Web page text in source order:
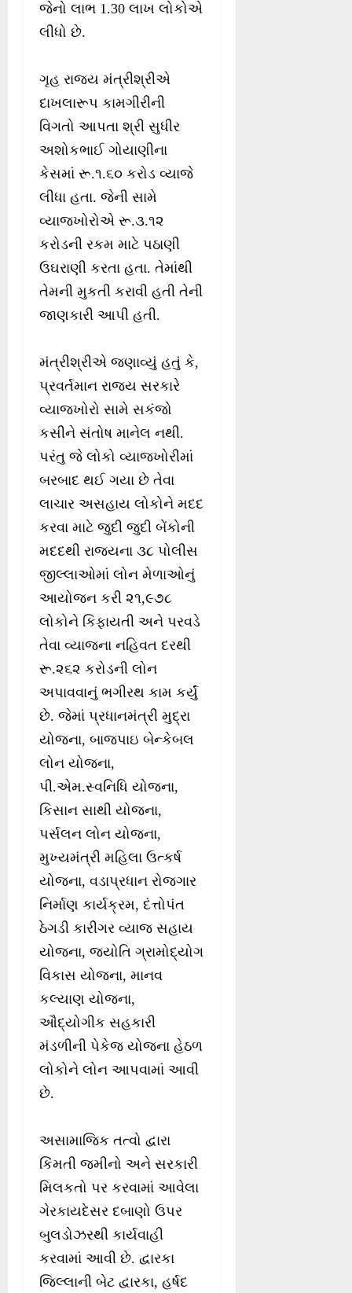
જેનો લાભ 1.30 લાખ લોકોએ
લીધો છે.
ગૃહ રાજ્ય મંત્રીશ્રીએ
દાખલારૂપ કામગીરીની
વિગતો આપતા શ્રી સુધીર
અશોકભાઈ ગોયાણીના
કેસમાં રૂ.૧.૬૦ કરોડ વ્યાજે
લીધા હતા. જેની સામે
વ્યાજખોરોએ રૂ.૩.૧૨
કરોડની રકમ માટે પઠાણી
ઉઘરાણી કરતા હતા. તેમાંથી
તેમની મુકતી કરાવી હતી તેની
જાણકારી આપી હતી.
મંત્રીશ્રીએ જણાવ્યું હતું કે,
પ્રવર્તમાન રાજ્ય સરકારે
વ્યાજખોરો સામે સકંજો
કસીને સંતોષ માનેલ નથી.
પરંતુ જે લોકો વ્યાજખોરીમાં
બરબાદ થઈ ગયા છે તેવા
લાચાર અસહાય લોકોને મદદ
કરવા માટે જુદી જુદી બેંકોની
મદદથી રાજયના ૩૮ પોલીસ
જીલ્લાઓમાં લોન મેળાઓનું
આયોજન કરી ૨૧,૯૭૮
લોકોને કિફાયતી અને પરવડે
તેવા વ્યાજના નહિવત દરથી
રૂ.૨૬૨ કરોડની લોન
અપાવવાનું ભગીરથ કામ કર્યું
છે. જેમાં પ્રધાનમંત્રી મુદ્રા
યોજના, બાજપાઇ બેન્કેબલ
લોન યોજના,
પી.એમ.સ્વનિધિ યોજના,
કિસાન સાથી યોજના,
પર્સલન લોન યોજના,
મુખ્યમંત્રી મહિલા ઉત્કર્ષ
યોજના, વડાપ્રધાન રોજગાર
નિર્માણ કાર્યક્રમ, દંત્તોપંત
ઠેગડી કારીગર વ્યાજ સહાય
યોજના, જયોતિ ગ્રામોદ્યોગ
વિકાસ યોજના, માનવ
કલ્યાણ યોજના,
ઔદ્યોગીક સહકારી
મંડળીની પેકેજ યોજના હેઠળ
લોકોને લોન આપવામાં આવી
છે.
અસામાજિક તત્વો દ્વારા
કિંમતી જમીનો અને સરકારી
મિલકતો પર કરવામાં આવેલા
ગેરકાયદેસર દબાણો ઉપર
બુલડોઝરથી કાર્યવાહી
કરવામાં આવી છે. દ્વારકા
જિલ્લાની બેટ દ્વારકા, હર્ષદ